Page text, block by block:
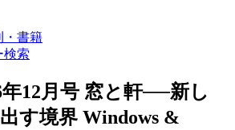
・書籍
検索
12月号 窓と軒──新し
す境界 Windows &